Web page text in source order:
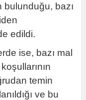
bulunduğu, bazı
edildi.
ise, bazı mal
temin
ve bu